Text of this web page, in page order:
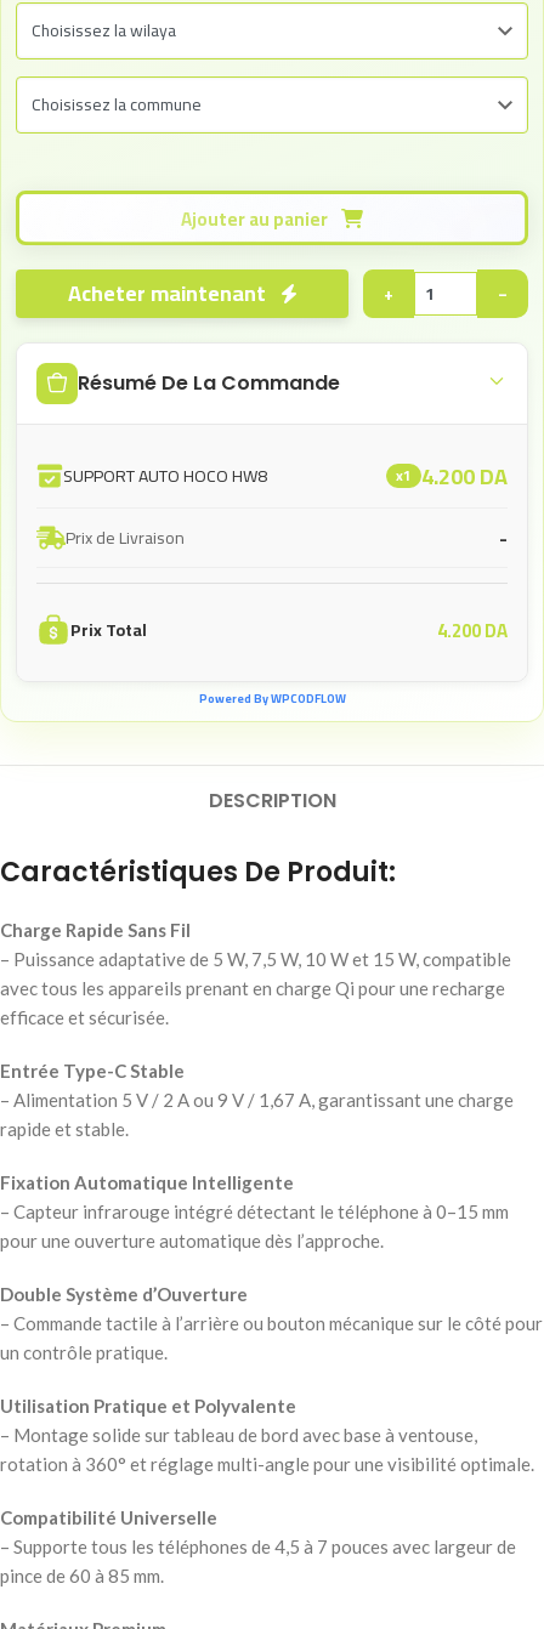
−
+
Acheter maintenant
Résumé De La Commande
SUPPORT AUTO HOCO HW8 x1 4.200DA
Prix de Livraison -
Prix Total 4.200DA
Powered By WPCODFLOW
DESCRIPTION
Caractéristiques De Produit:
Charge Rapide Sans Fil
– Puissance adaptative de 5 W, 7,5 W, 10 W et 15 W, compatible
avec tous les appareils prenant en charge Qi pour une recharge
efficace et sécurisée.
Entrée Type-C Stable
– Alimentation 5 V / 2 A ou 9 V / 1,67 A, garantissant une charge
rapide et stable.
Fixation Automatique Intelligente
– Capteur infrarouge intégré détectant le téléphone à 0–15 mm
pour une ouverture automatique dès l’approche.
Double Système d’Ouverture
– Commande tactile à l’arrière ou bouton mécanique sur le côté pour
un contrôle pratique.
Utilisation Pratique et Polyvalente
– Montage solide sur tableau de bord avec base à ventouse,
rotation à 360° et réglage multi-angle pour une visibilité optimale.
Compatibilité Universelle
– Supporte tous les téléphones de 4,5 à 7 pouces avec largeur de
pince de 60 à 85 mm.